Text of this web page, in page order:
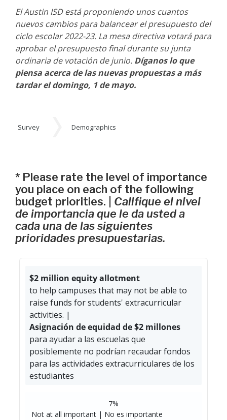
El Austin ISD está proponiendo unos cuantos
nuevos cambios para balancear el presupuesto del
ciclo escolar 2022-23. La mesa directiva votará para
aprobar el presupuesto final durante su junta
ordinaria de votación de junio. Díganos lo que
piensa acerca de las nuevas propuestas a más
tardar el domingo, 1 de mayo.
Survey Demographics
* Please rate the level of importance
you place on each of the following
budget priorities. | Califique el nivel
de importancia que le da usted a
cada una de las siguientes
prioridades presupuestarias.
$2 million equity allotment
to help campuses that may not be able to
raise funds for students' extracurricular
activities. |
Asignación de equidad de $2 millones
para ayudar a las escuelas que
posiblemente no podrían recaudar fondos
para las actividades extracurriculares de los
estudiantes
7%
Not at all important | No es importante